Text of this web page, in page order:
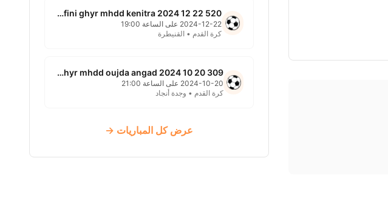
520 non defini ghyr mhdd kenitra 2024 12 22
2024-12-22 على الساعة 19:00
كرة القدم • القنيطرة
309 non defini ghyr mhdd oujda angad 2024 10 20
2024-10-20 على الساعة 21:00
كرة القدم • وجدة أنجاد
عرض كل المباريات →